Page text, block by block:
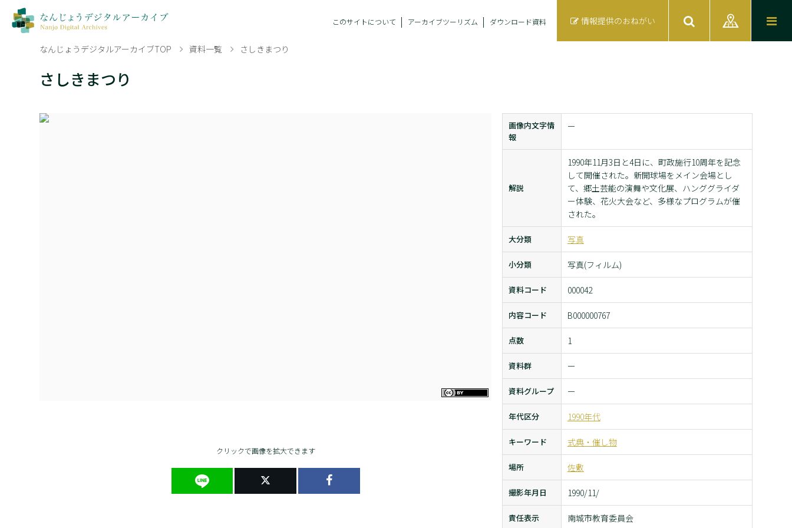
このサイトについて アーカイブツーリズム ダウンロード資料 情報提供のおねがい
なんじょうデジタルアーカイブTOP 資料一覧 さしきまつり
さしきまつり
クリックで画像を拡大できます
画像内文字情
報
ー
解説
1990年11月3日と4日に、町政施行10周年を記念
して開催された。新開球場をメイン会場とし
て、郷土芸能の演舞や文化展、ハンググライダ
ー体験、花火大会など、多様なプログラムが催
された。
大分類 写真
小分類 写真(フィルム)
資料コード 000042
内容コード B000000767
点数 1
資料群 ー
資料グループ ー
年代区分 1990年代
キーワード 式典・催し物
場所 佐敷
撮影年月日 1990/11/
責任表示 南城市教育委員会